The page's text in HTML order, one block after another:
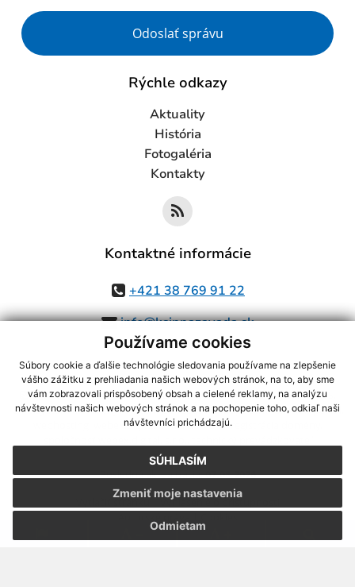
Používame cookies
Súbory cookie a ďalšie technológie sledovania používame na zlepšenie
vášho zážitku z prehliadania našich webových stránok, na to, aby sme
vám zobrazovali prispôsobený obsah a cielené reklamy, na analýzu
návštevnosti našich webových stránok a na pochopenie toho, odkiaľ naši
návštevníci prichádzajú.
SÚHLASÍM
Odmietam
Zmeniť moje nastavenia
Google reCaptcha Response
Odoslať správu
Rýchle odkazy
Aktuality
História
Fotogaléria
Kontakty
Kontaktné informácie
+421 38 769 91 22
info@ksinnazavada.sk
využite možnosť získavania aktuálnych informácií s využitím RSS
CMS systém (redakčný) systém ECHELON 2,Mapa stránok,web portál
webex.digital, s.r.o.,domény,registrácia domény
Posledná aktualizácia:07.08.2026
Vytlačiť stránku|Vyhlásenie o prístupnosti